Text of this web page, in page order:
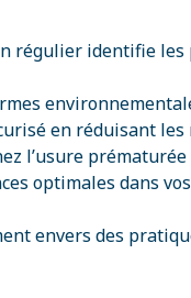
régulier identifie les
en réduisant
l’usure
optimales dans
envers des